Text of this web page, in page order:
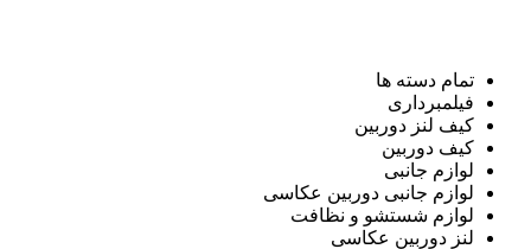
تمام دسته ها
فیلمبرداری
کیف لنز دوربین
کیف دوربین
لوازم جانبی
لوازم جانبی دوربین عکاسی
لوازم شستشو و نظافت
لنز دوربین عکاسی